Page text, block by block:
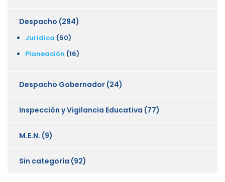
Despacho (294)
Juridica (50)
Planeación (16)
Despacho Gobernador (24)
Inspección y Vigilancia Educativa (77)
M.E.N. (9)
Sin categoría (92)